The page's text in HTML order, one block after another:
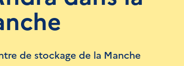
de stockage de la Manche